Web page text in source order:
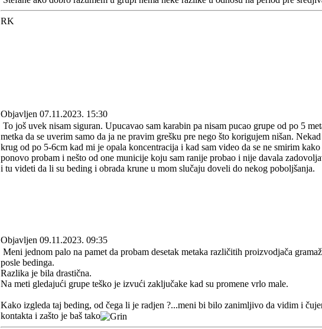
RK
Objavljen 07.11.2023. 15:30
To još uvek nisam siguran. Upucavao sam karabin pa nisam pucao grupe od po 5
metka da se uverim samo da ja ne pravim grešku pre nego što korigujem nišan.
krug od po 5-6cm kad mi je opala koncentracija i kad sam video da se ne smirim
ponovo probam i nešto od one municije koju sam ranije probao i nije davala
i tu videti da li su beding i obrada krune u mom slučaju doveli do nekog poboljšanja.
Objavljen 09.11.2023. 09:35
Meni jednom palo na pamet da probam desetak metaka različitih proizvodjača
posle bedinga.
Razlika je bila drastična.
Na meti gledajući grupe teško je izvući zaključake kad su promene vrlo male.
Kako izgleda taj beding, od čega li je radjen ?...meni bi bilo zanimljivo da vidim i
kontakta i zašto je baš tako